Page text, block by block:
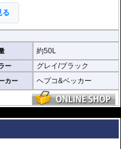
ョンなどと組み合わせて使用す
る
約50L
ー グレイ/ブラック
カー ヘプコ&ベッカー